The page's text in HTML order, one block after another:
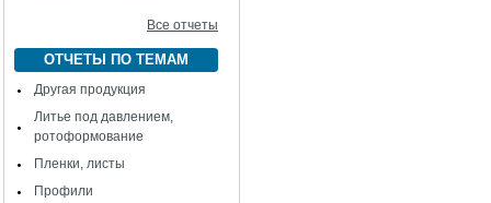
Все отчеты
ОТЧЕТЫ ПО ТЕМАМ
Другая продукция
Литье под давлением,
ротоформование
Пленки, листы
Профили